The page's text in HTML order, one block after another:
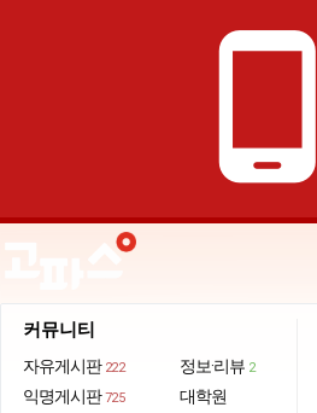
phone_android
커뮤니티
자유게시판 222
익명게시판 725
정보·리뷰 2
대학원